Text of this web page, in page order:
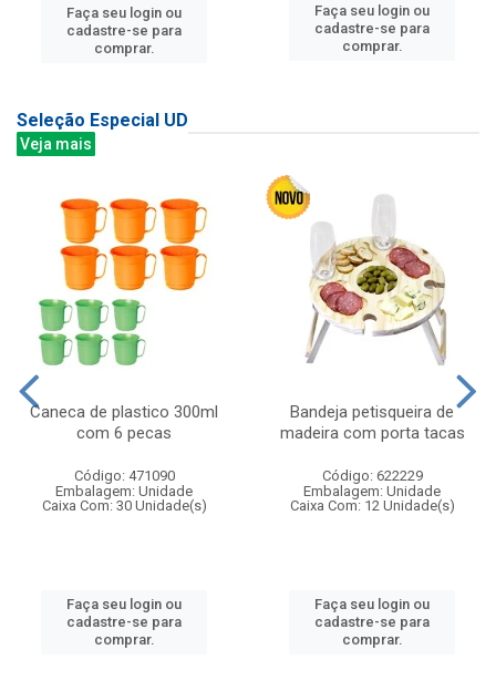
Faça seu login ou
cadastre-se para
comprar.
Faça seu login ou
cadastre-se para
comprar.
Seleção Especial UD
Veja mais
Caneca de plastico 300ml
com 6 pecas
Código: 471090
Embalagem: Unidade
Caixa Com: 30 Unidade(s)
Faça seu login ou
cadastre-se para
comprar.
Bandeja petisqueira de
madeira com porta tacas
Código: 622229
Embalagem: Unidade
Caixa Com: 12 Unidade(s)
Faça seu login ou
cadastre-se para
comprar.